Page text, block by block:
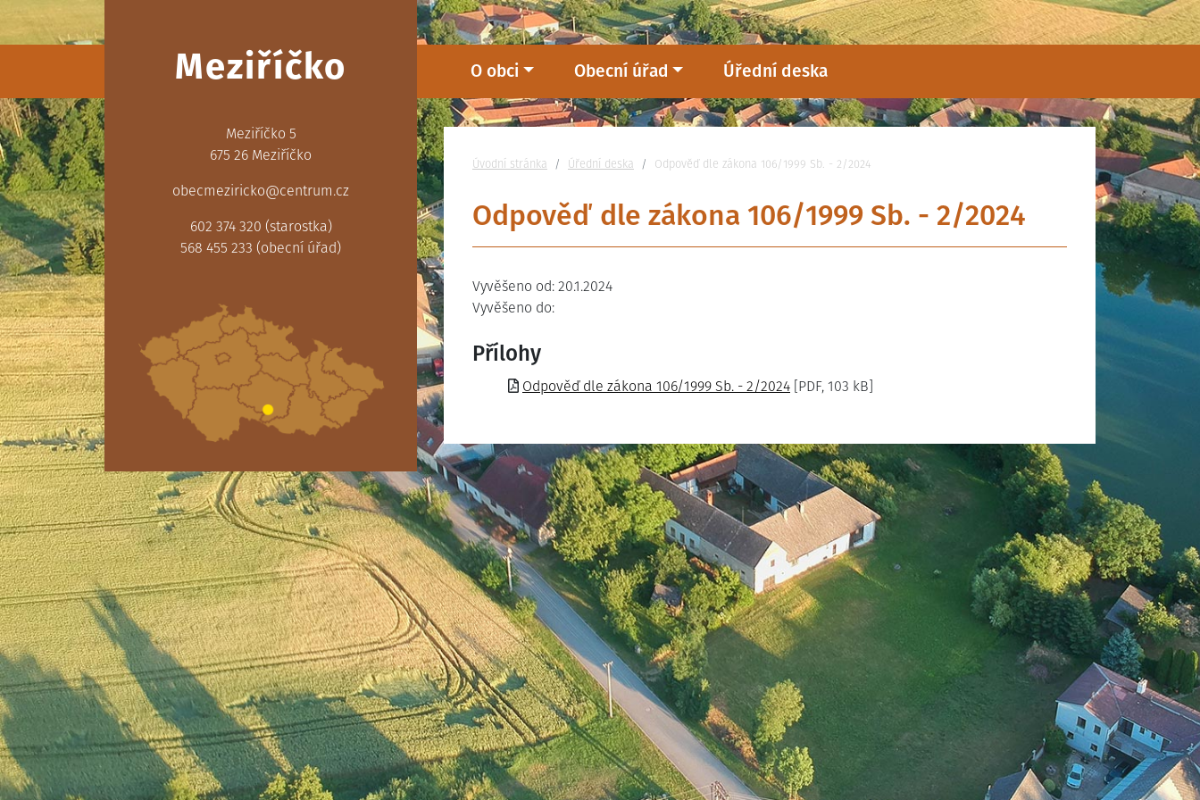
Meziříčko
Meziříčko 5
675 26 Meziříčko
obecmeziricko@centrum.cz
602 374 320 (starostka)
568 455 233 (obecní úřad)
O obci Obecní úřad Úřední deska
Nacházíte se:
Úvodní stránka Úřední deska Odpověď dle zákona 106/1999 Sb. - 2/2024
Odpověď dle zákona 106/1999 Sb. - 2/2024
Vyvěšeno od: 20.1.2024
Vyvěšeno do:
Přílohy
Odpověď dle zákona 106/1999 Sb. - 2/2024 [PDF, 103 kB]